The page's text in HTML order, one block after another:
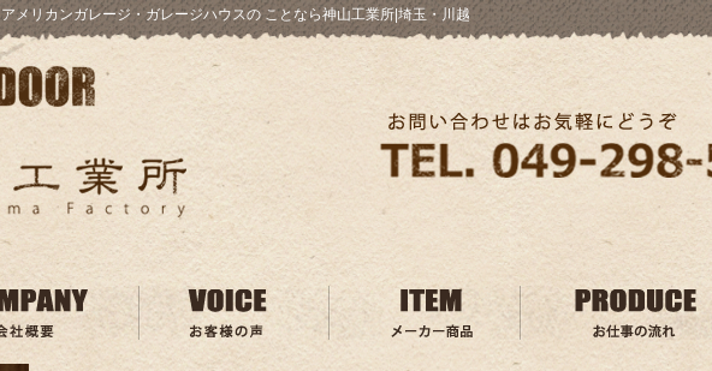
アメリカンガレージ・ガレージハウスの ことなら神山工業所|埼玉・川越